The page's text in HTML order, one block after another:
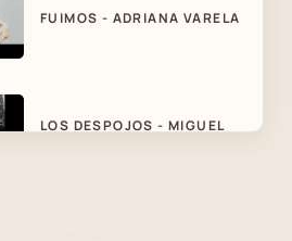
FUIMOS - ADRIANA VARELA
LOS DESPOJOS - MIGUEL